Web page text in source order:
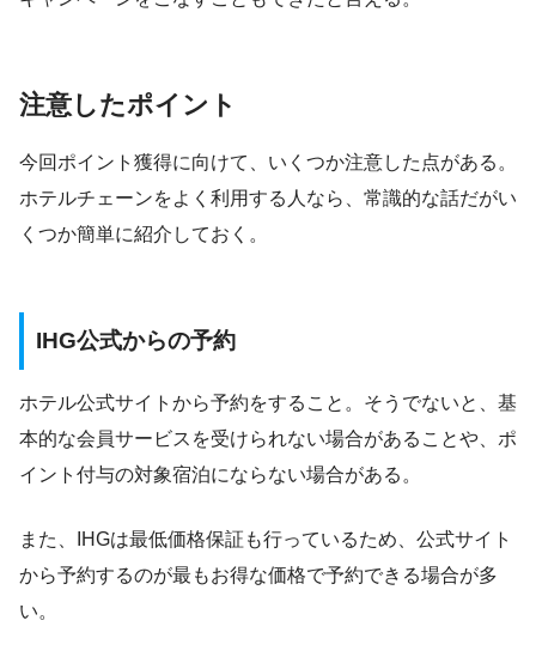
注意したポイント
今回ポイント獲得に向けて、いくつか注意した点がある。
ホテルチェーンをよく利用する人なら、常識的な話だがい
くつか簡単に紹介しておく。
IHG公式からの予約
ホテル公式サイトから予約をすること。そうでないと、基
本的な会員サービスを受けられない場合があることや、ポ
イント付与の対象宿泊にならない場合がある。
また、IHGは最低価格保証も行っているため、公式サイト
から予約するのが最もお得な価格で予約できる場合が多
い。